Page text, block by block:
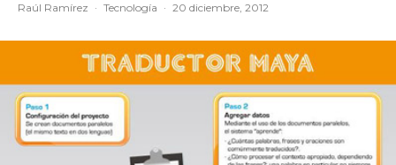
Raúl Ramírez · Tecnología · 20 diciembre, 2012